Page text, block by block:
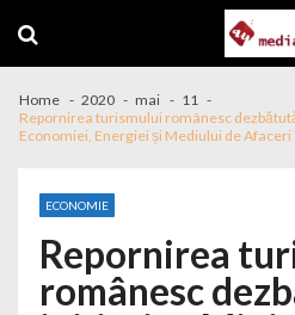
Home 2020 mai
11
Repornirea turismului românesc
Economiei, Energiei și Mediului de
ECONOMIE
Repornirea
românesc